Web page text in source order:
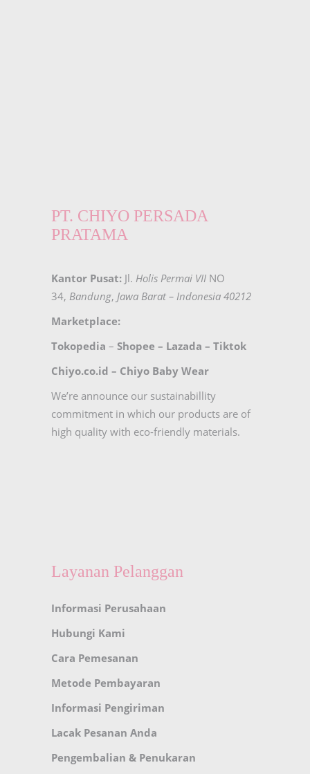
PT. CHIYO PERSADA
PRATAMA
Kantor Pusat: Jl. Holis Permai VII NO
34, Bandung, Jawa Barat – Indonesia 40212
Marketplace:
Tokopedia – Shopee – Lazada – Tiktok
Chiyo.co.id – Chiyo Baby Wear
We’re announce our sustainabillity
commitment in which our products are of
high quality with eco-friendly materials.
Layanan Pelanggan
Informasi Perusahaan
Hubungi Kami
Cara Pemesanan
Metode Pembayaran
Informasi Pengiriman
Lacak Pesanan Anda
Pengembalian & Penukaran